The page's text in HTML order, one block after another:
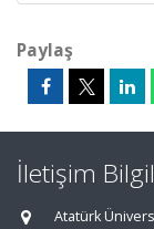
Paylaş
İletişim
Atatürk